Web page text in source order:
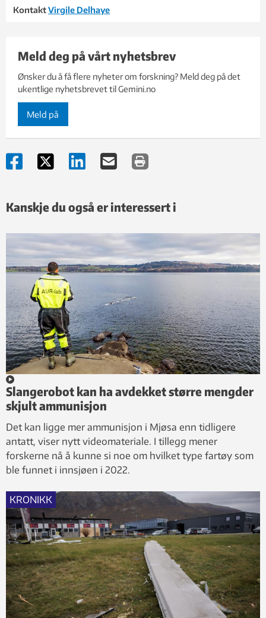
KontaktVirgile Delhaye
Meld deg på vårt nyhetsbrev
Ønsker du å få flere nyheter om forskning? Meld deg på det
ukentlige nyhetsbrevet til Gemini.no
Meld på
Kanskje du også er interessert i
Slangerobot kan ha avdekket større mengder
skjult ammunisjon
Det kan ligge mer ammunisjon i Mjøsa enn tidligere
antatt, viser nytt videomateriale. I tillegg mener
forskerne nå å kunne si noe om hvilket type fartøy som
ble funnet i innsjøen i 2022.
KRONIKK